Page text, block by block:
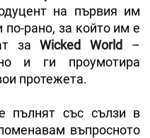
на първия им
по-рано, за който им е
заWicked World
–
и ги проумотира
протежета.
пълнят със сълзи в
въпросното